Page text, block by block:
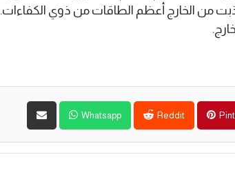
من الخارج أعظم الطاقات من ذوي الكفاءات.
Reddit
Whatsapp